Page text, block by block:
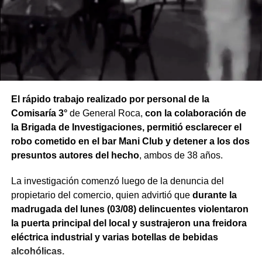
El rápido trabajo realizado por personal de la
Comisaría 3°de General Roca, con la colaboración de
la Brigada de Investigaciones, permitió esclarecer el
robo cometido en el bar Mani Club y detener a los dos
presuntos autores del hecho, ambos de 38 años.
La investigación comenzó luego de la denuncia del
propietario del comercio, quien advirtió que durante la
madrugada del lunes (03/08) delincuentes violentaron
la puerta principal del local y sustrajeron una freidora
eléctrica industrial y varias botellas de bebidas
alcohólicas.